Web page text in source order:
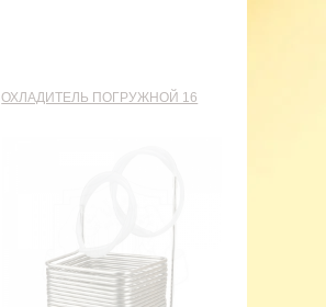
ОХЛАДИТЕЛЬ ПОГРУЖНОЙ 16